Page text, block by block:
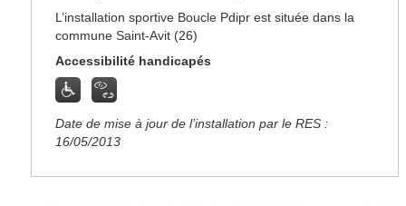
L’installation sportive Boucle Pdipr est située dans la
commune Saint-Avit (26)
Accessibilité handicapés
Date de mise à jour de l’installation par le RES :
16/05/2013